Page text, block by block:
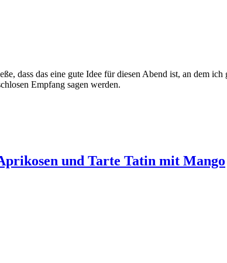
dass das eine gute Idee für diesen Abend ist, an dem ich
Empfang sagen werden.
und Tarte Tatin mit Mango